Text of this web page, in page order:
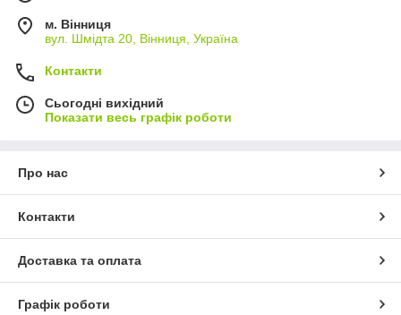
м. Вінниця
вул. Шмідта 20, Вінниця, Україна
Контакти
Сьогодні вихідний
Показати весь графік роботи
Про нас
Контакти
Доставка та оплата
Графік роботи